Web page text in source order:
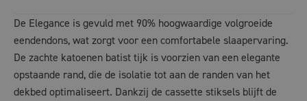
De Elegance is gevuld met 90% hoogwaardige volgroeide
eendendons, wat zorgt voor een comfortabele slaapervaring.
De zachte katoenen batist tijk is voorzien van een elegante
opstaande rand, die de isolatie tot aan de randen van het
dekbed optimaliseert. Dankzij de cassette stiksels blijft de